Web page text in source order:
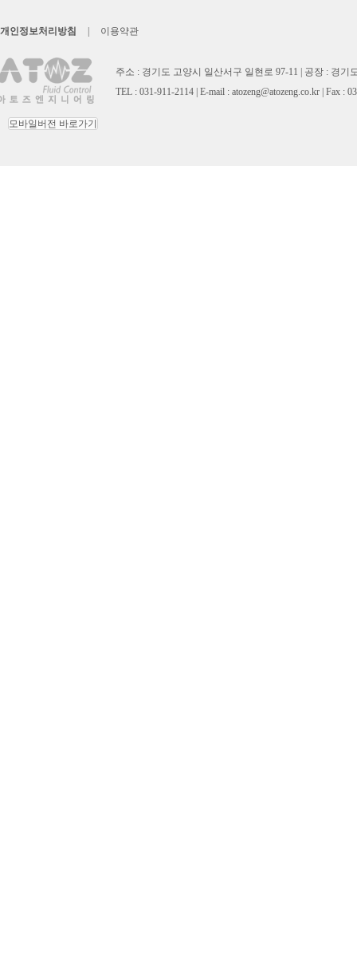
개인정보처리방침 이용약관
주소 : 경기도 고양시 일산서구 일현로 97-11 | 공장 : 경기
TEL : 031-911-2114 | E-mail : atozeng@atozeng.co.kr | Fax :
모바일버전 바로가기